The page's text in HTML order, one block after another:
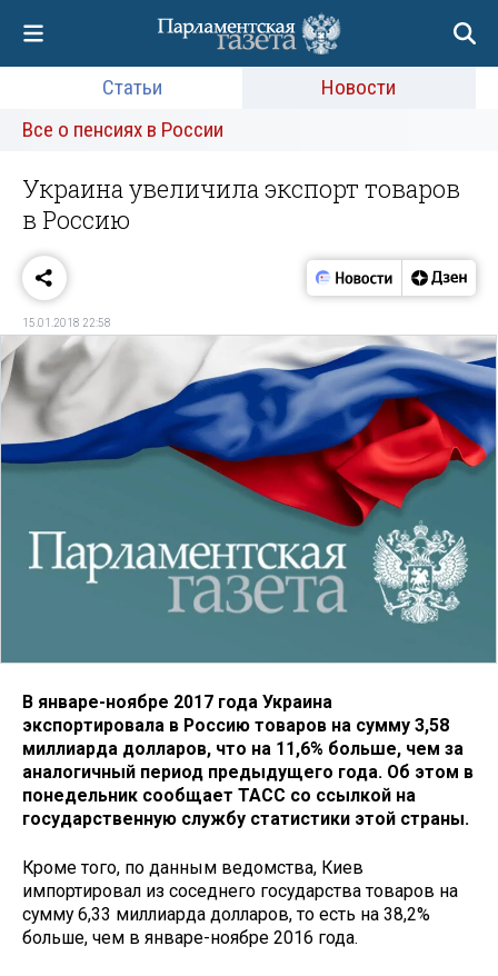
Статьи
Новости
Все о пенсиях в России
Украина увеличила экспорт товаров
в Россию
15.01.2018 22:58
В январе-ноябре 2017 года Украина
экспортировала в Россию товаров на сумму 3,58
миллиарда долларов, что на 11,6% больше, чем за
аналогичный период предыдущего года. Об этом в
понедельник сообщает ТАСС со ссылкой на
государственную службу статистики этой страны.
Кроме того, по данным ведомства, Киев
импортировал из соседнего государства товаров на
сумму 6,33 миллиарда долларов, то есть на 38,2%
больше, чем в январе-ноябре 2016 года.